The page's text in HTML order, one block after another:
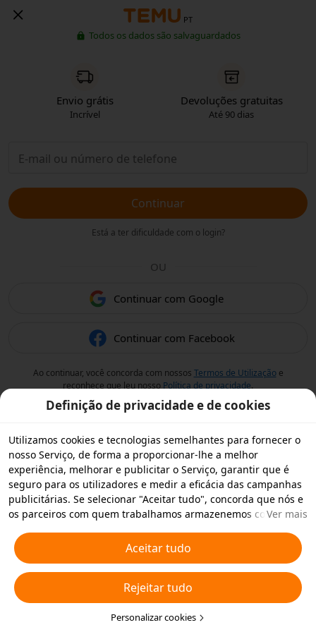
PT
Todos os dados são salvaguardados
Envio grátis
Incrível
Devoluções gratuitas
Até 90 dias
Continuar
Está a ter dificuldade com o login?
OU
Continuar com Google
Continuar com Facebook
Ao continuar, você concorda com nossos Termos de Utilizaçãoe
reconhece que leu nosso Política de privacidade.
Definição de privacidade e de cookies
Utilizamos cookies e tecnologias semelhantes para fornecer o
nosso Serviço, de forma a proporcionar-lhe a melhor
experiência, melhorar e publicitar o Serviço, garantir que é
seguro para os utilizadores e medir a eficácia das campanhas
publicitárias. Se selecionar "Aceitar tudo", concorda que nós e
os parceiros com quem trabalhamos armazenemos cookies e
publicitários. Também pode "Rejeitar todos" os cookies não
essenciais ou escolher os tipos de cookies que pretende
aceitar ou desativar clicando em "Personalizar cookies" abaixo
ou em qualquer altura nas suas definições de privacidade.
Para obter mais informações, consulte a nossaPolítica relativa
a Cookies e Tecnologias Semelhantes.
Ver mais
Aceitar tudo
Rejeitar tudo
Personalizar cookies